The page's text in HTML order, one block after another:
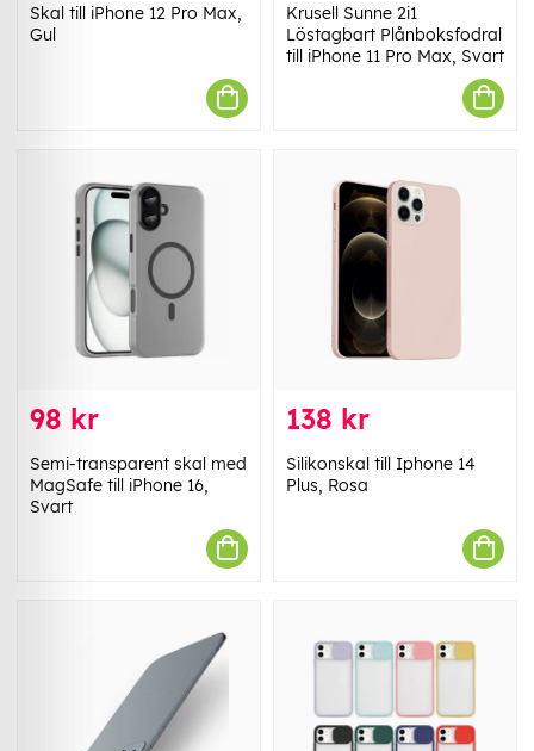
Skal till iPhone 12 Pro Max,
Gul
Krusell Sunne 2i1
Löstagbart Plånboksfodral
till iPhone 11 Pro Max, Svart
98 kr
Semi-transparent skal med
MagSafe till iPhone 16,
Svart
138 kr
Silikonskal till Iphone 14
Plus, Rosa